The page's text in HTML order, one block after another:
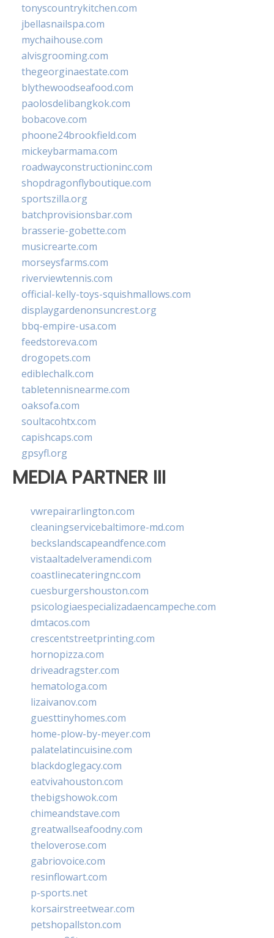
tonyscountrykitchen.com
jbellasnailspa.com
mychaihouse.com
alvisgrooming.com
thegeorginaestate.com
blythewoodseafood.com
paolosdelibangkok.com
bobacove.com
phoone24brookfield.com
mickeybarmama.com
roadwayconstructioninc.com
shopdragonflyboutique.com
sportszilla.org
batchprovisionsbar.com
brasserie-gobette.com
musicrearte.com
morseysfarms.com
riverviewtennis.com
official-kelly-toys-squishmallows.com
displaygardenonsuncrest.org
bbq-empire-usa.com
feedstoreva.com
drogopets.com
ediblechalk.com
tabletennisnearme.com
oaksofa.com
soultacohtx.com
capishcaps.com
gpsyfl.org
MEDIA PARTNER III
vwrepairarlington.com
cleaningservicebaltimore-md.com
beckslandscapeandfence.com
vistaaltadelveramendi.com
coastlinecateringnc.com
cuesburgershouston.com
psicologiaespecializadaencampeche.com
dmtacos.com
crescentstreetprinting.com
hornopizza.com
driveadragster.com
hematologa.com
lizaivanov.com
guesttinyhomes.com
home-plow-by-meyer.com
palatelatincuisine.com
blackdoglegacy.com
eatvivahouston.com
thebigshowok.com
chimeandstave.com
greatwallseafoodny.com
theloverose.com
gabriovoice.com
resinflowart.com
p-sports.net
korsairstreetwear.com
petshopallston.com